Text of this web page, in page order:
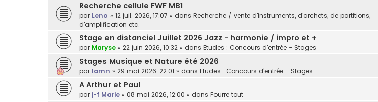
Recherche cellule FWF MB1
par Leno » 12 juil. 2026, 17:07 » dans Recherche / vente d'instruments, d'archets, de partitions,
d'amplification etc.
Stage en distanciel Juillet 2026 Jazz - harmonie / impro et +
par Maryse » 22 juin 2026, 10:32 » dans Etudes : Concours d'entrée - Stages
Stages Musique et Nature été 2026
par lamn » 29 mai 2026, 22:01 » dans Etudes : Concours d'entrée - Stages
A Arthur et Paul
par j-f Marie » 08 mai 2026, 12:00 » dans Fourre tout